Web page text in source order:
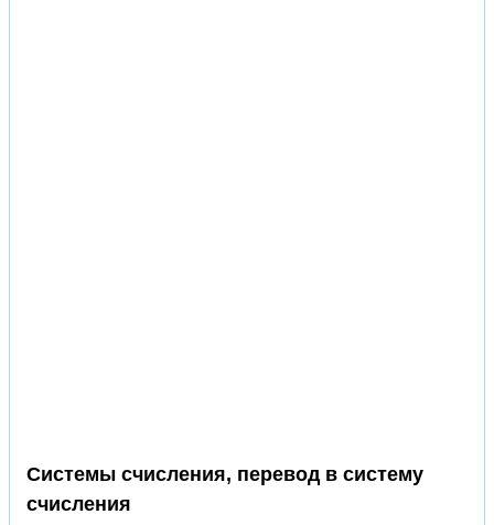
Системы счисления, перевод в систему
счисления